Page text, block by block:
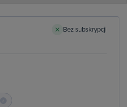
Bez subskrypcji